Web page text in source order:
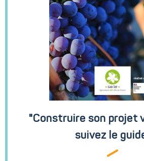
"Construire son projet
suivez le